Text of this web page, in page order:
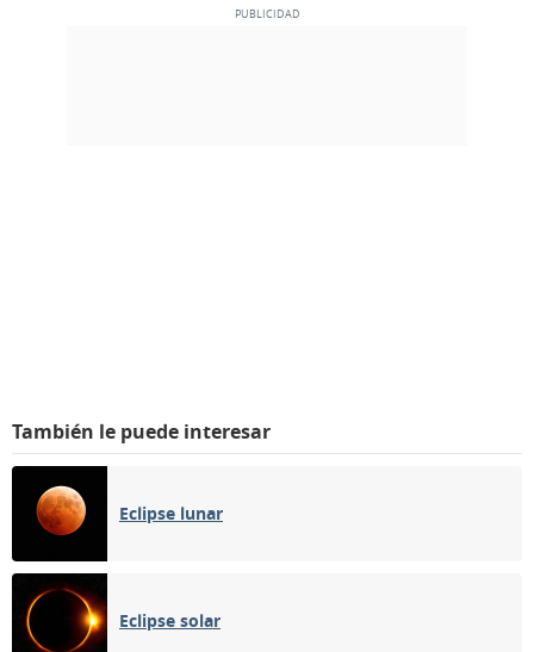
También le puede interesar
Eclipse lunar
Eclipse solar